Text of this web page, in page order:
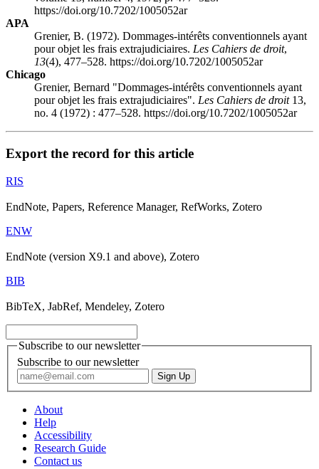
https://doi.org/10.7202/1005052ar
APA
Grenier, B. (1972). Dommages-intérêts conventionnels ayant
pour objet les frais extrajudiciaires. Les Cahiers de droit,
13(4), 477–528. https://doi.org/10.7202/1005052ar
Chicago
Grenier, Bernard "Dommages-intérêts conventionnels ayant
pour objet les frais extrajudiciaires". Les Cahiers de droit13,
no. 4 (1972) : 477–528. https://doi.org/10.7202/1005052ar
Export the record for this article
RIS
EndNote, Papers, Reference Manager, RefWorks, Zotero
ENW
EndNote (version X9.1 and above), Zotero
BIB
BibTeX, JabRef, Mendeley, Zotero
Subscribe to our newsletter
Subscribe to our newsletter
About
Help
Accessibility
Research Guide
Contact us